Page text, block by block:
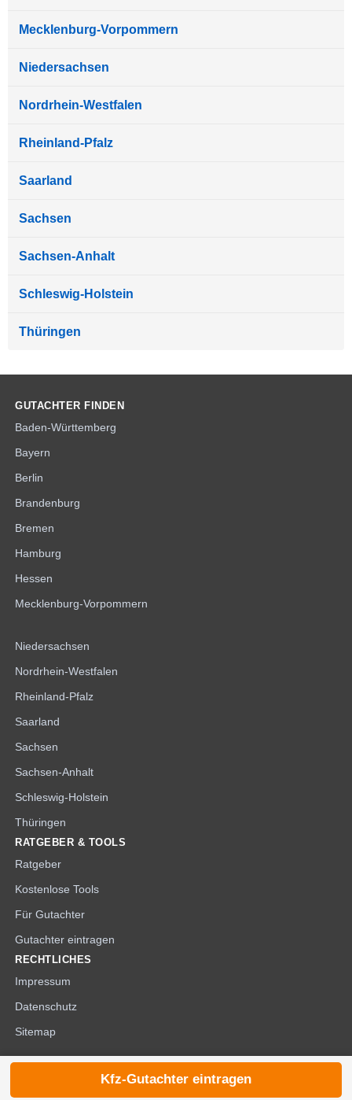
Mecklenburg-Vorpommern
Niedersachsen
Nordrhein-Westfalen
Rheinland-Pfalz
Saarland
Sachsen
Sachsen-Anhalt
Schleswig-Holstein
Thüringen
GUTACHTER FINDEN
Baden-Württemberg
Bayern
Berlin
Brandenburg
Bremen
Hamburg
Hessen
Mecklenburg-Vorpommern
Niedersachsen
Nordrhein-Westfalen
Rheinland-Pfalz
Saarland
Sachsen
Sachsen-Anhalt
Schleswig-Holstein
Thüringen
RATGEBER & TOOLS
Ratgeber
Kostenlose Tools
Für Gutachter
Gutachter eintragen
RECHTLICHES
Impressum
Datenschutz
Sitemap
© 2026 die-kfzgutachter.de
Kfz-Gutachter eintragen